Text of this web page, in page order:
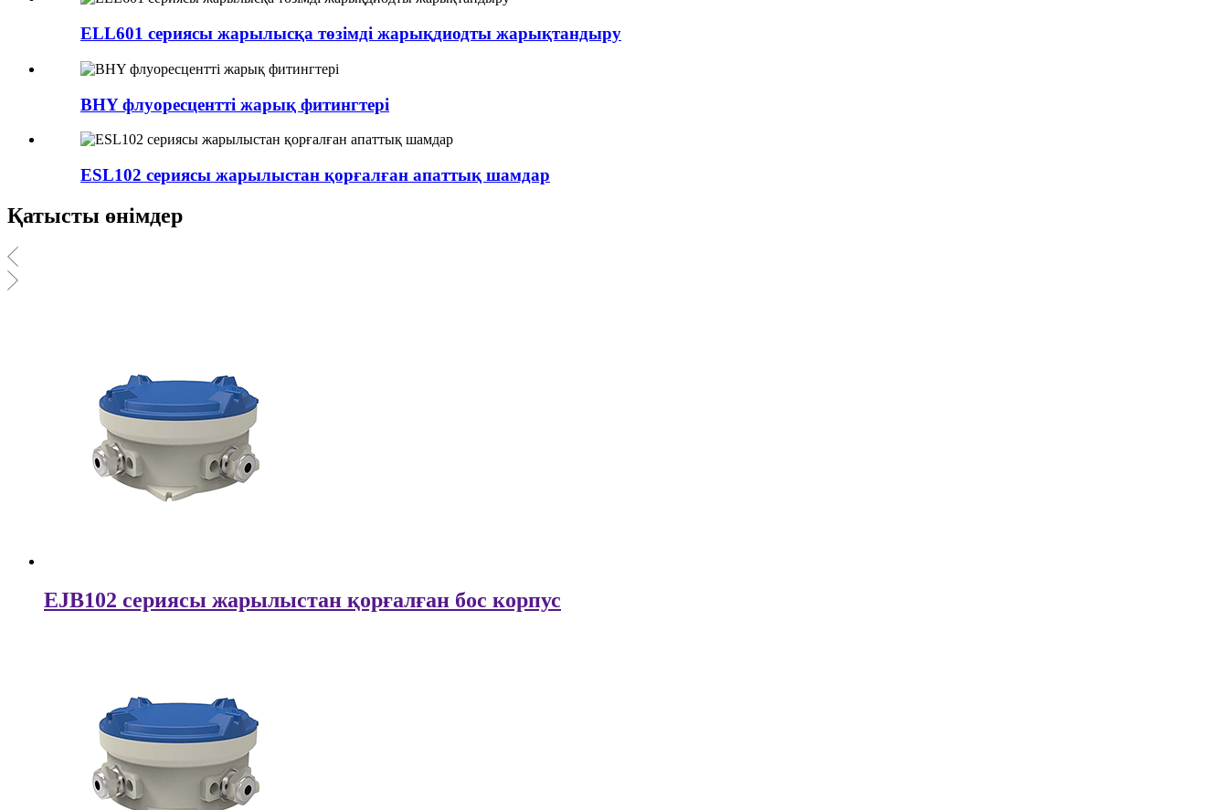
ELL601 сериясы жарылысқа төзімді жарықдиодты жарықтандыру
BHY флуоресцентті жарық фитингтері
ESL102 сериясы жарылыстан қорғалған апаттық шамдар
Қатысты өнімдер
EJB102 сериясы жарылыстан қорғалған бос корпус